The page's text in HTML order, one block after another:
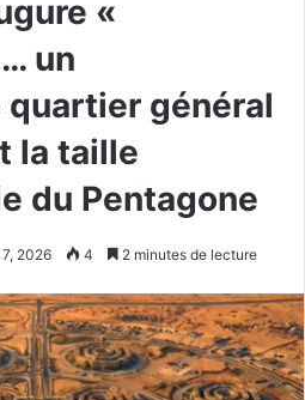
«
un
général
la taille
du Pentagone
2026 4 2 minutes de lecture